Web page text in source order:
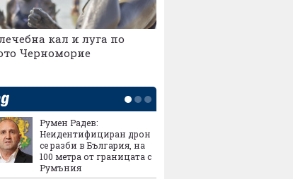
кал и луга по
Черноморие
Румен Радев:
Неидентифициран дрон
се разби в България, на
100 метра от границата с
Румъния